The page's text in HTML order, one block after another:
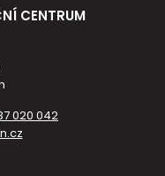
CENTRUM
020 042